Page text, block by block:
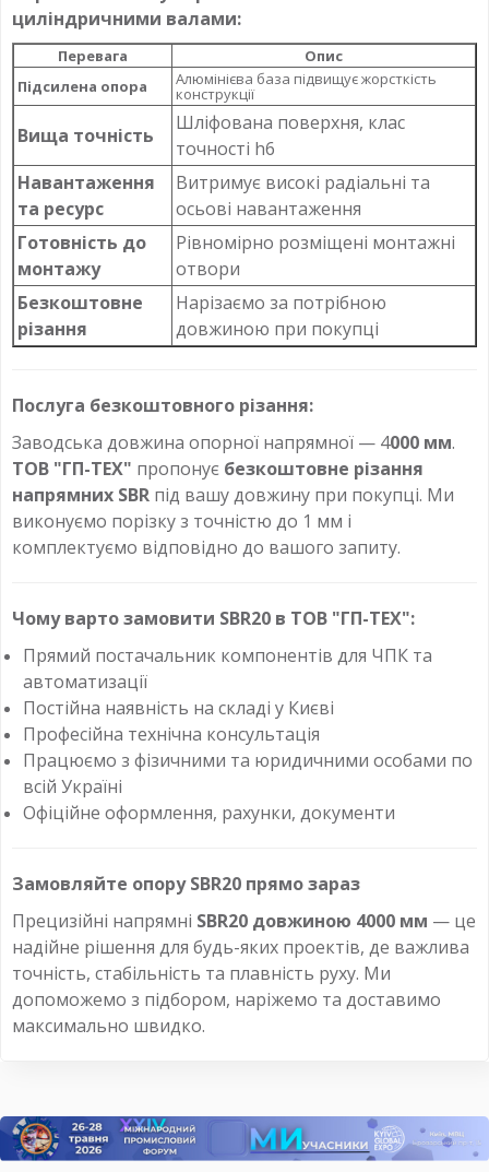
циліндричними валами:
Перевага
Опис
Підсилена опора
Алюмінієва база підвищує жорсткість
конструкції
Вища точність
Шліфована поверхня, клас
точності h6
Навантаження
та ресурс
Витримує високі радіальні та
осьові навантаження
Готовність до
монтажу
Рівномірно розміщені монтажні
отвори
Безкоштовне
різання
Нарізаємо за потрібною
довжиною при покупці
Послуга безкоштовного різання:
Заводська довжина опорної напрямної — 4000 мм.
ТОВ "ГП-ТЕХ" пропонує безкоштовне різання
напрямних SBR під вашу довжину при покупці. Ми
виконуємо порізку з точністю до 1 мм і
комплектуємо відповідно до вашого запиту.
Чому варто замовити SBR20 в ТОВ "ГП-ТЕХ":
Прямий постачальник компонентів для ЧПК та
автоматизації
Постійна наявність на складі у Києві
Професійна технічна консультація
Працюємо з фізичними та юридичними особами по
всій Україні
Офіційне оформлення, рахунки, документи
Замовляйте опору SBR20 прямо зараз
Прецизійні напрямні SBR20 довжиною 4000 мм — це
надійне рішення для будь-яких проектів, де важлива
точність, стабільність та плавність руху. Ми
допоможемо з підбором, наріжемо та доставимо
максимально швидко.